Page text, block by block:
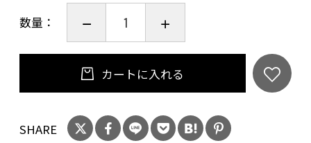
ります。
数量：
カートに入れる
SHARE